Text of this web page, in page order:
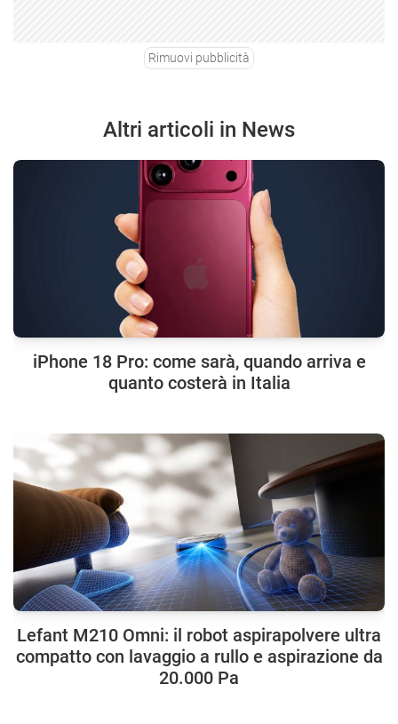
Rimuovi pubblicità
Altri articoli in News
iPhone 18 Pro: come sarà, quando arriva e
quanto costerà in Italia
Lefant M210 Omni: il robot aspirapolvere ultra
compatto con lavaggio a rullo e aspirazione da
20.000 Pa